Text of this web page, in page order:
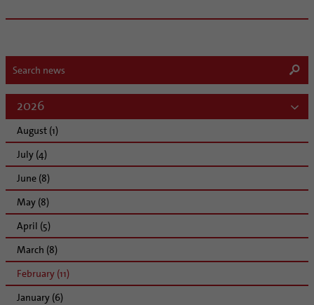
2026
August (1)
July (4)
June (8)
May (8)
April (5)
March (8)
February (11)
January (6)